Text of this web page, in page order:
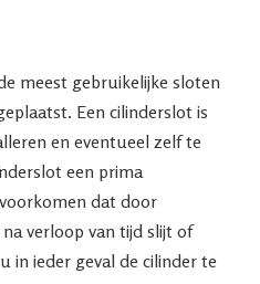
meest gebruikelijke sloten
Een cilinderslot is
en eventueel zelf te
een prima
dat door
verloop van tijd slijt of
in ieder geval de cilinder te